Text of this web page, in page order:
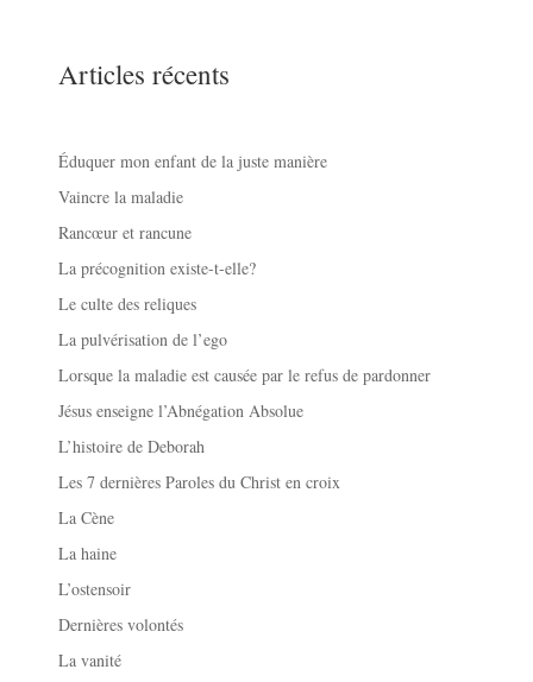
Articles récents
Éduquer mon enfant de la juste manière
Vaincre la maladie
Rancœur et rancune
La précognition existe-t-elle?
Le culte des reliques
La pulvérisation de l’ego
Lorsque la maladie est causée par le refus de pardonner
Jésus enseigne l’Abnégation Absolue
L’histoire de Deborah
Les 7 dernières Paroles du Christ en croix
La Cène
La haine
L’ostensoir
Dernières volontés
La vanité